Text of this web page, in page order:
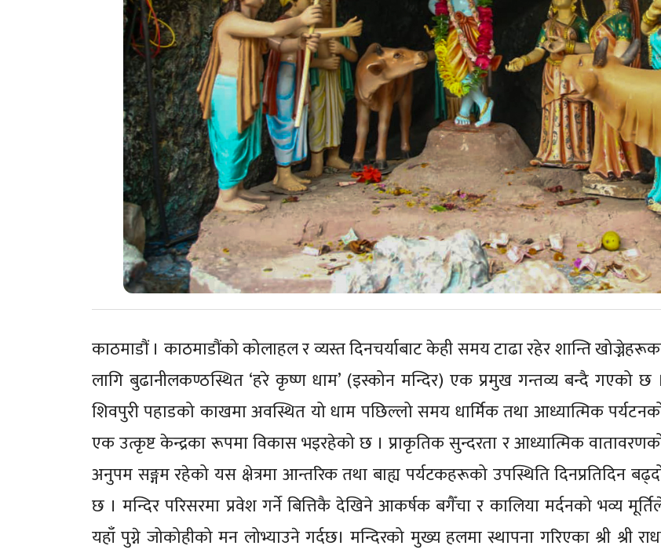
काठमाडौं । काठमाडौंको कोलाहल र व्यस्त दिनचर्याबाट केही समय टाढा रहेर शान्ति
लागि बुढानीलकण्ठस्थित ‘हरे कृष्ण धाम’ (इस्कोन मन्दिर) एक प्रमुख गन्तव्य बन्दै गएको छ ।
शिवपुरी पहाडको काखमा अवस्थित यो धाम पछिल्लो समय धार्मिक तथा आध्यात्मिक
एक उत्कृष्ट केन्द्रका रूपमा विकास भइरहेको छ । प्राकृतिक सुन्दरता र आध्यात्मिक
अनुपम सङ्गम रहेको यस क्षेत्रमा आन्तरिक तथा बाह्य पर्यटकहरूको उपस्थिति दिनप्रतिदिन
छ । मन्दिर परिसरमा प्रवेश गर्ने बित्तिकै देखिने आकर्षक बगैँचा र कालिया मर्दनको भव्य
यहाँ पुग्ने जोकोहीको मन लोभ्याउने गर्दछ। मन्दिरको मुख्य हलमा स्थापना गरिएका श्री श्री